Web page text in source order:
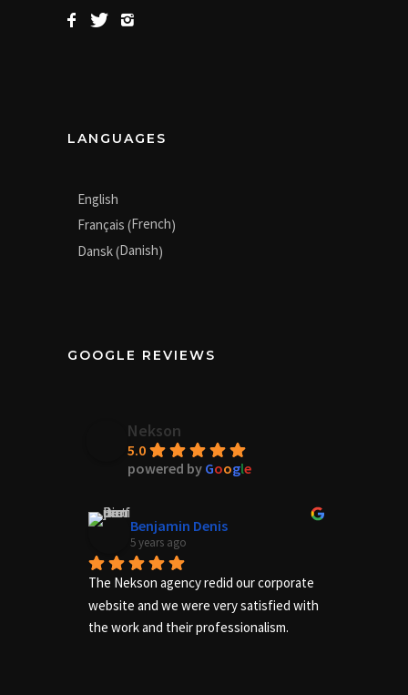
LANGUAGES
English
Français (French)
Dansk(Danish)
GOOGLE REVIEWS
Nekson
5.0
powered by Google
Benjamin Denis
5 years ago
The Nekson agency redid our corporate
website and we were very satisfied with
the work and their professionalism.